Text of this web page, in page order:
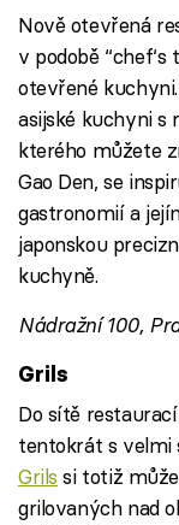
Nově otevřená
v podobě
otevřené
asijské kuchyni s
kterého můžete
Gao Den, se
gastronomií a
japonskou
kuchyně.
Nádražní 100,
Grils
Do sítě
tentokrát s velmi
Grils si totiž
grilovaných nad